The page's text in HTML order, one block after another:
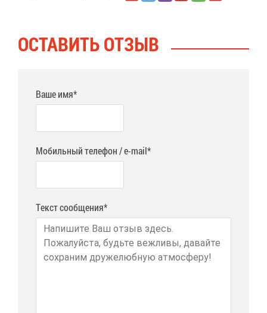
ОСТА­ВИТЬ ОТ­ЗЫВ
Ваше имя*
Мобильный телефон / e-mail*
Текст сообщения*